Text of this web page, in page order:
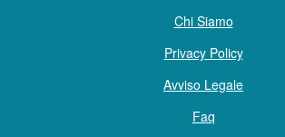
Chi Siamo
Privacy Policy
Avviso Legale
Faq